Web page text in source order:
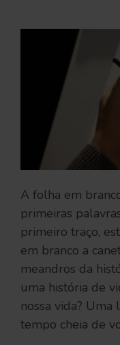
A folha em
primeiras
primeiro traço,
em branco a
meandros da
uma história de
nossa vida?
tempo cheia de